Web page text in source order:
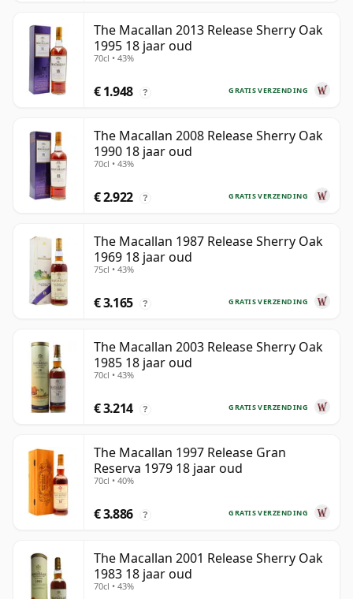
The Macallan 2013 Release Sherry Oak
1995 18 jaar oud
70cl • 43%
GRATIS VERZENDING
€ 1.948 ?
The Macallan 2008 Release Sherry Oak
1990 18 jaar oud
70cl • 43%
GRATIS VERZENDING
€ 2.922 ?
The Macallan 1987 Release Sherry Oak
1969 18 jaar oud
75cl • 43%
GRATIS VERZENDING
€ 3.165 ?
The Macallan 2003 Release Sherry Oak
1985 18 jaar oud
70cl • 43%
GRATIS VERZENDING
€ 3.214 ?
The Macallan 1997 Release Gran
Reserva 1979 18 jaar oud
70cl • 40%
GRATIS VERZENDING
€ 3.886 ?
The Macallan 2001 Release Sherry Oak
1983 18 jaar oud
70cl • 43%